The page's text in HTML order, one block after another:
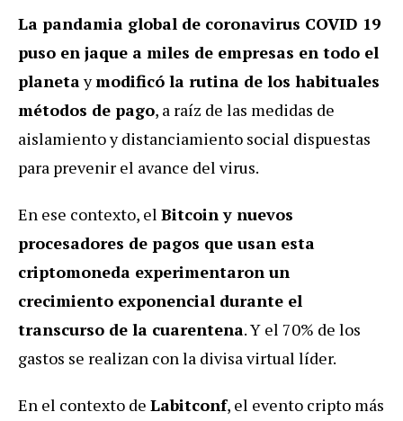
La pandamia global de coronavirus COVID 19
puso en jaque a miles de empresas en todo el
planetaymodificó la rutina de los habituales
métodos de pago, a raíz de las medidas de
aislamiento y distanciamiento social dispuestas
para prevenir el avance del virus.
En ese contexto, el Bitcoin y nuevos
procesadores de pagos que usan esta
criptomoneda experimentaron un
crecimiento exponencial durante el
transcurso de la cuarentena. Y el 70% de los
gastos se realizan con la divisa virtual líder.
En el contexto de Labitconf, el evento cripto más